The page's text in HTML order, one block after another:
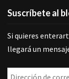
Suscríbete al
Si quieres
llegará un
Dirección